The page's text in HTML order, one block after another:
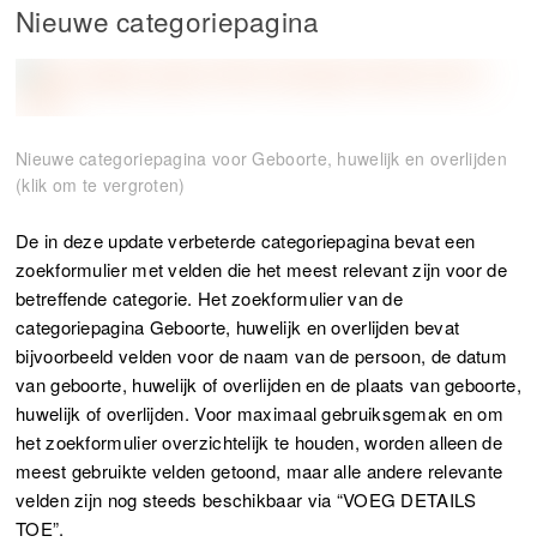
Nieuwe categoriepagina
Nieuwe categoriepagina voor Geboorte, huwelijk en overlijden
(klik om te vergroten)
De in deze update verbeterde categoriepagina bevat een
zoekformulier met velden die het meest relevant zijn voor de
betreffende categorie. Het zoekformulier van de
categoriepagina Geboorte, huwelijk en overlijden bevat
bijvoorbeeld velden voor de naam van de persoon, de datum
van geboorte, huwelijk of overlijden en de plaats van geboorte,
huwelijk of overlijden. Voor maximaal gebruiksgemak en om
het zoekformulier overzichtelijk te houden, worden alleen de
meest gebruikte velden getoond, maar alle andere relevante
velden zijn nog steeds beschikbaar via “VOEG DETAILS
TOE”.